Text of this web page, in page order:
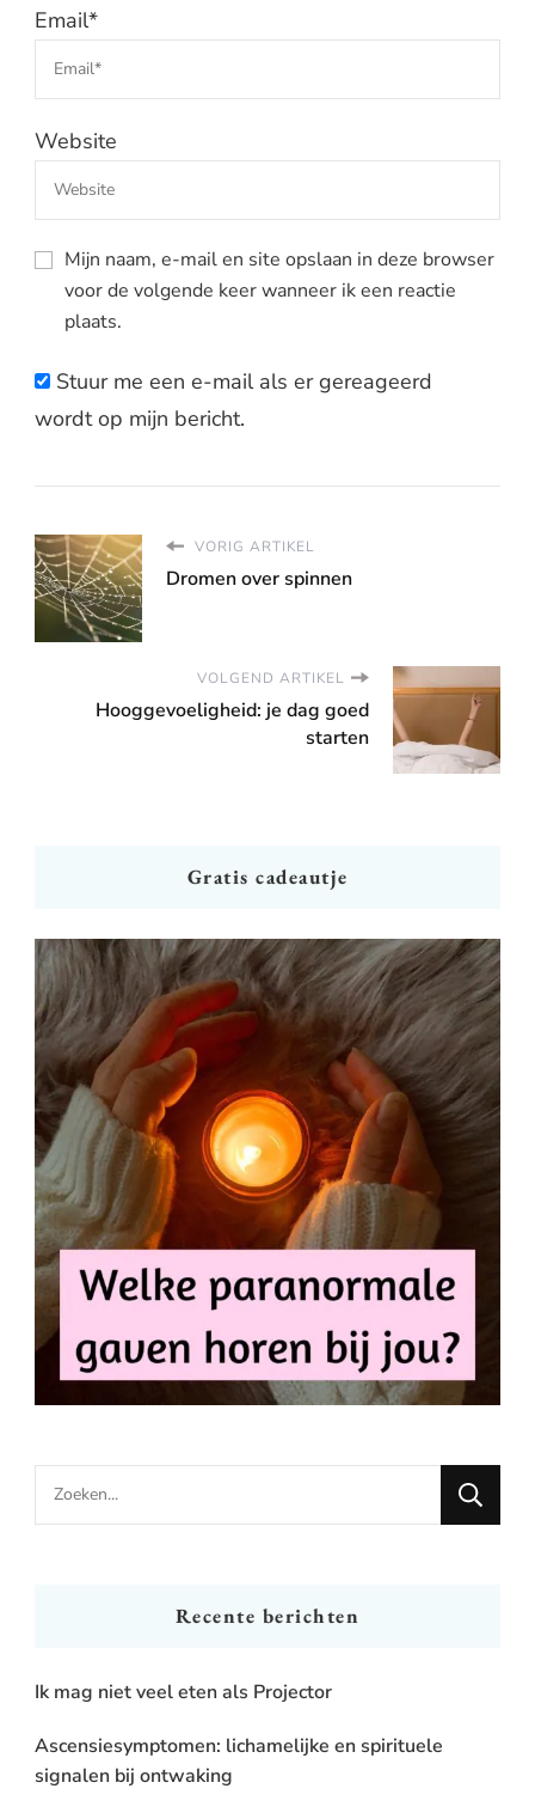
Email*
Website
Mijn naam, e-mail en site opslaan in deze browser
voor de volgende keer wanneer ik een reactie
plaats.
Stuur me een e-mail als er gereageerd
wordt op mijn bericht.
VORIG ARTIKEL
Dromen over spinnen
VOLGEND ARTIKEL
Hooggevoeligheid: je dag goed
starten
Gratis cadeautje
Looking
for
Recente berichten
Ik mag niet veel eten als Projector
Ascensiesymptomen: lichamelijke en spirituele
signalen bij ontwaking